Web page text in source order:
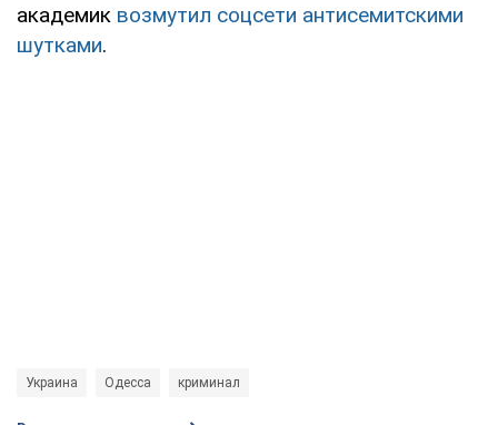
академик возмутил соцсети антисемитскими
шутками.
Украина Одесса криминал